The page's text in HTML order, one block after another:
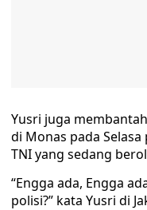
Yusri juga
di Monas pada
TNI yang sedang
“Engga ada, Engga
polisi?” kata Yusri di